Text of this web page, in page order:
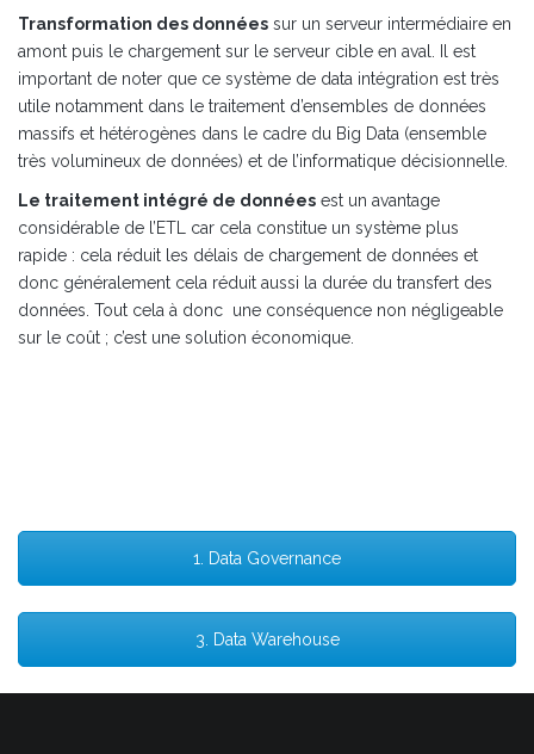
Transformation des données sur un serveur intermédiaire en
amont puis le chargement sur le serveur cible en aval. Il est
important de noter que ce système de data intégration est très
utile notamment dans le traitement d’ensembles de données
massifs et hétérogènes dans le cadre du Big Data (ensemble
très volumineux de données) et de l’informatique décisionnelle.
Le traitement intégré de données est un avantage
considérable de l’ETL car cela constitue un système plus
rapide : cela réduit les délais de chargement de données et
donc généralement cela réduit aussi la durée du transfert des
données. Tout cela à donc une conséquence non négligeable
sur le coût ; c’est une solution économique.
1. Data Governance
3. Data Warehouse